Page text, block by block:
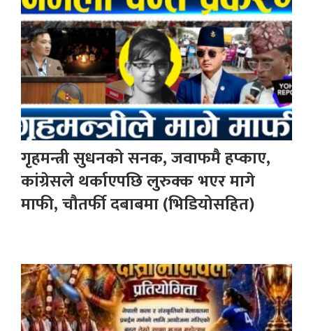
गृहमन्त्री सुधनको सनक, जवाफमै हप्काए,
कांग्रेसले थर्काएपछि लुरुक्क भएर मागे
माफी, चौतर्फी दबाबमा (भिडियोसहित)